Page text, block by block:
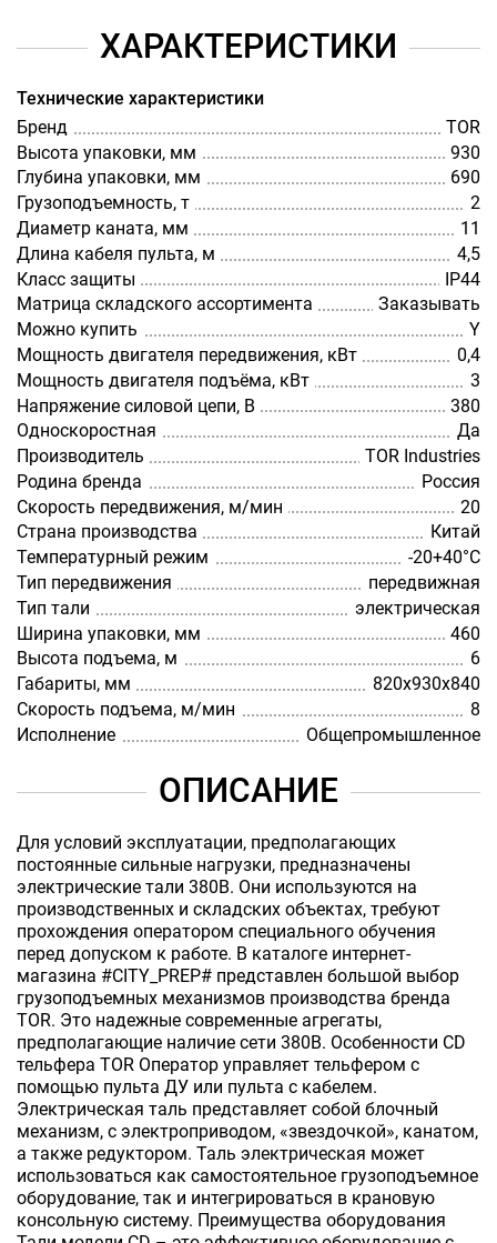
ХАРАКТЕРИСТИКИ
Технические характеристики
Бренд
TOR
Высота упаковки, мм
930
Глубина упаковки, мм
690
Грузоподъемность, т
2
Диаметр каната, мм
11
Длина кабеля пульта, м
4,5
Класс защиты
IP44
Матрица складского ассортимента
Заказывать
Можно купить
Y
Мощность двигателя передвижения, кВт
0,4
Мощность двигателя подъёма, кВт
3
Напряжение силовой цепи, В
380
Односкоростная
Да
Производитель
TOR Industries
Родина бренда
Россия
Скорость передвижения, м/мин
20
Страна производства
Китай
Температурный режим
-20+40°С
Тип передвижения
передвижная
Тип тали
электрическая
Ширина упаковки, мм
460
Высота подъема, м
6
Габариты, мм
820х930х840
Скорость подъема, м/мин
8
Исполнение
Общепромышленное
ОПИСАНИЕ
Для условий эксплуатации, предполагающих
постоянные сильные нагрузки, предназначены
электрические тали 380В. Они используются на
производственных и складских объектах, требуют
прохождения оператором специального обучения
перед допуском к работе. В каталоге интернет-
магазина #CITY_PREP# представлен большой выбор
грузоподъемных механизмов производства бренда
TOR. Это надежные современные агрегаты,
предполагающие наличие сети 380В. Особенности CD
тельфера TOR Оператор управляет тельфером с
помощью пульта ДУ или пульта с кабелем.
Электрическая таль представляет собой блочный
механизм, с электроприводом, «звездочкой», канатом,
а также редуктором. Таль электрическая может
использоваться как самостоятельное грузоподъемное
оборудование, так и интегрироваться в крановую
консольную систему. Преимущества оборудования